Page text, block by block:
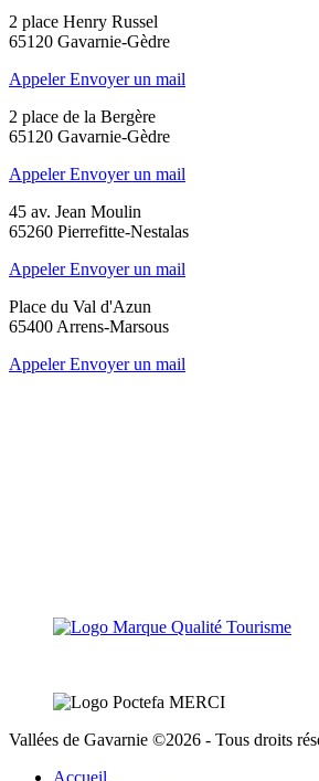
2 place Henry Russel
65120 Gavarnie-Gèdre
AppelerEnvoyer un mail
2 place de la Bergère
65120 Gavarnie-Gèdre
AppelerEnvoyer un mail
45 av. Jean Moulin
65260 Pierrefitte-Nestalas
AppelerEnvoyer un mail
Place du Val d'Azun
65400 Arrens-Marsous
AppelerEnvoyer un mail
Vallées de Gavarnie ©2026 - Tous droits
Accueil